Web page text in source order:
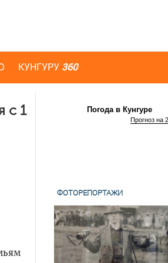
КУНГУРУ 360
с 1
Погода в Кунгуре
Прогноз на
ФОТОРЕПОРТАЖИ